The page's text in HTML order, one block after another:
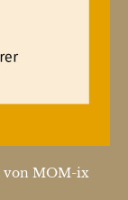
von MOM-ix